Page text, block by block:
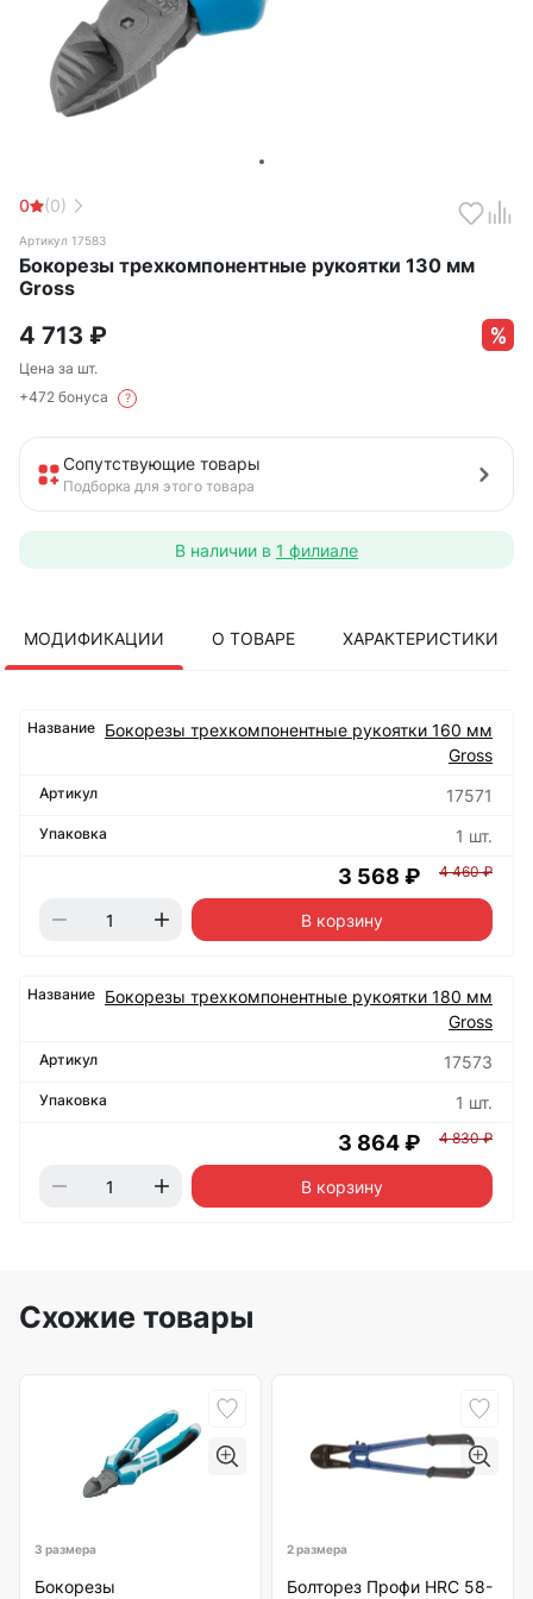
0 (0)
Артикул 17583
Бокорезы трехкомпонентные рукоятки 130 мм
Gross
4 713 ₽
Цена за шт.
+472 бонуса
?
Сопутствующие товары
Подборка для этого товара
В наличии в 1 филиале
МОДИФИКАЦИИ О ТОВАРЕ ХАРАКТЕРИСТИКИ
Бокорезы трехкомпонентные рукоятки 160 мм
Gross
17571
1 шт.
3 568 ₽ 4 460 ₽
В корзину
Бокорезы трехкомпонентные рукоятки 180 мм
Gross
17573
1 шт.
3 864 ₽ 4 830 ₽
В корзину
Схожие товары
3 размера
Бокорезы
2 размера
Болторез Профи HRC 58-